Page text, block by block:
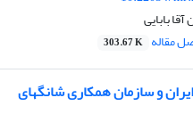
بابایی
مقاله 303.67 K
و سازمان همکاری شانگهای